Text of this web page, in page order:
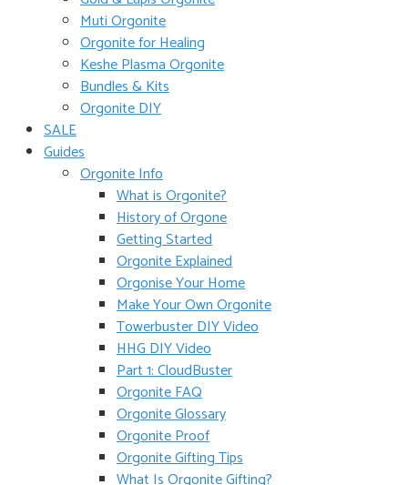
Muti Orgonite
Orgonite for Healing
Keshe Plasma Orgonite
Bundles & Kits
Orgonite DIY
SALE
Guides
Orgonite Info
What is Orgonite?
History of Orgone
Getting Started
Orgonite Explained
Orgonise Your Home
Make Your Own Orgonite
Towerbuster DIY Video
HHG DIY Video
Part 1: CloudBuster
Orgonite FAQ
Orgonite Glossary
Orgonite Proof
Orgonite Gifting Tips
What Is Orgonite Gifting?